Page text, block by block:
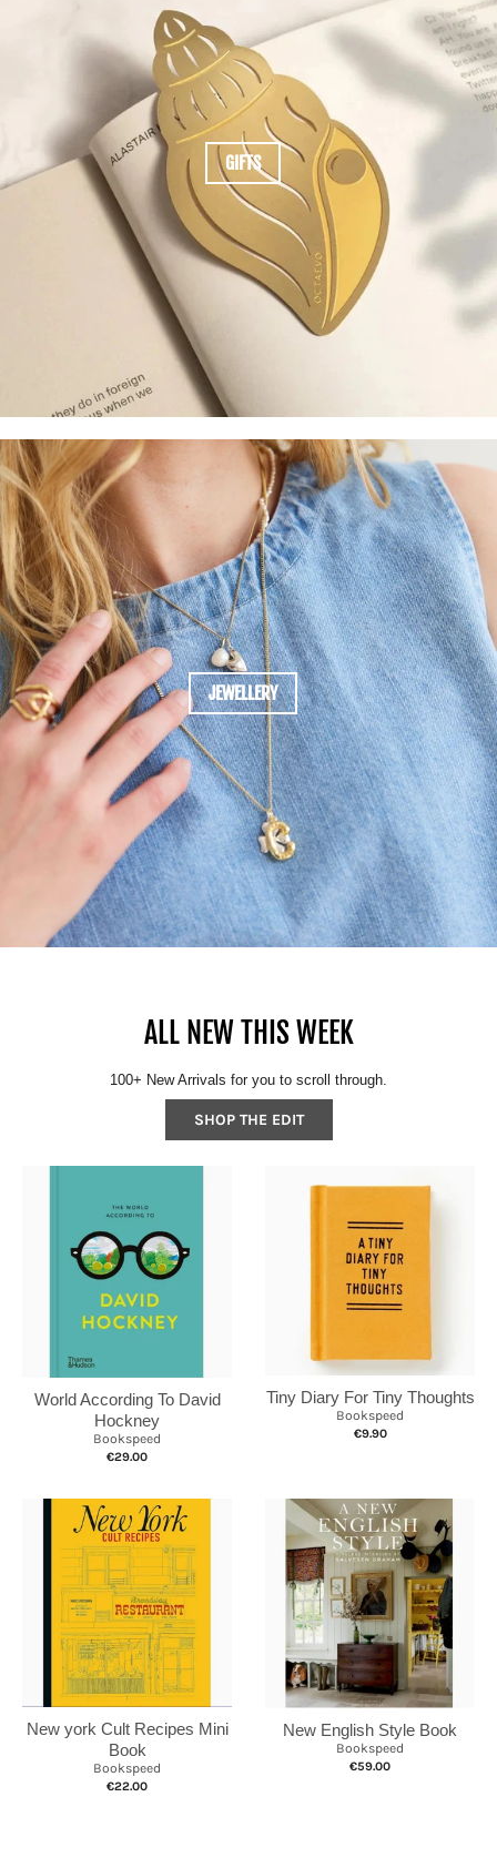
GIFTS
JEWELLERY
ALL NEW THIS WEEK
100+ New Arrivals for you to scroll through.
SHOP THE EDIT
World According To David
Hockney
Bookspeed
€29.00
Tiny Diary For Tiny Thoughts
Bookspeed
€9.90
New york Cult Recipes Mini
Book
Bookspeed
€22.00
New English Style Book
Bookspeed
€59.00